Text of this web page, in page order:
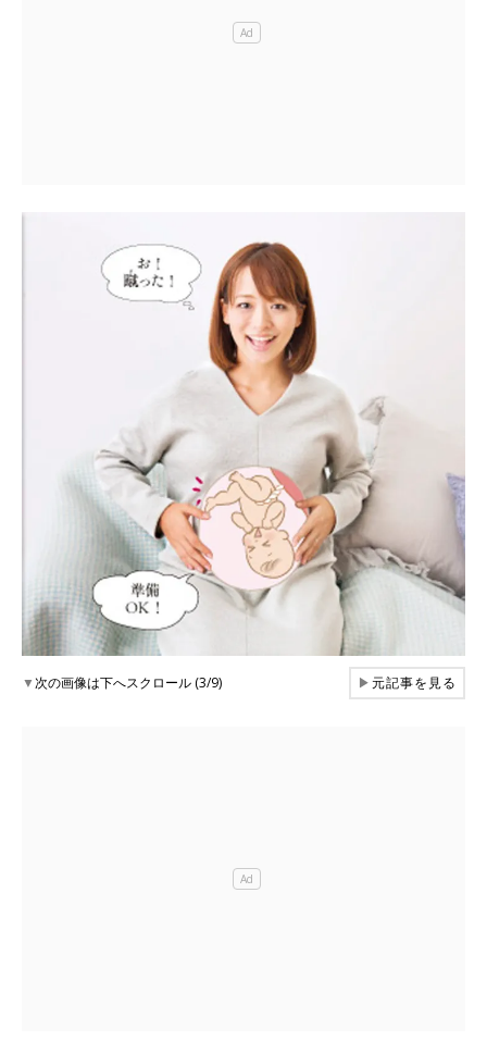
▼次の画像は下へスクロール (3/9) ▶元記事を見る